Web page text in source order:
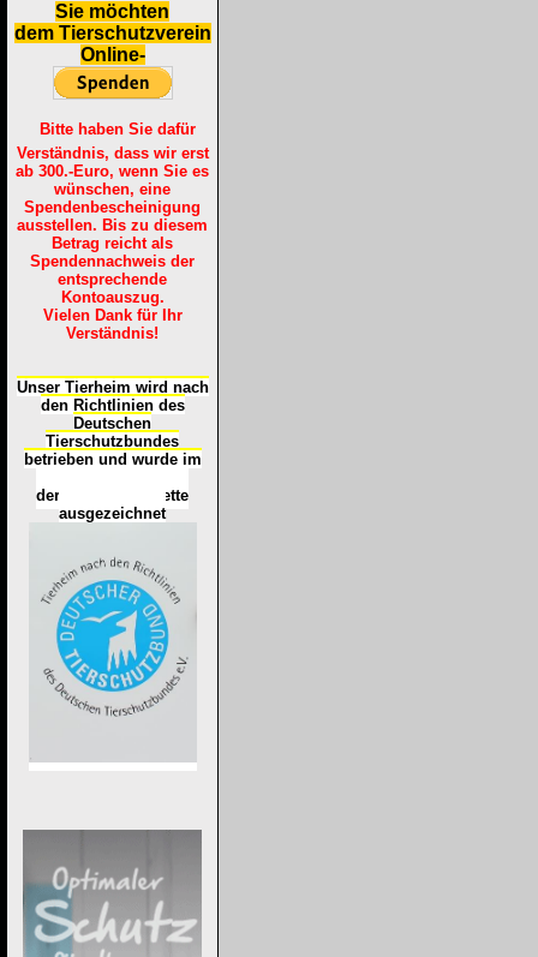
Sie möchten
dem Tierschutzverein
Online-
Bitte haben Sie dafür
Verständnis, dass wir erst
ab 300.-Euro, wenn Sie es
wünschen, eine
Spendenbescheinigung
ausstellen. Bis zu diesem
Betrag reicht als
Spendennachweis der
entsprechende
Kontoauszug.
Vielen Dank für Ihr
Verständnis!
Unser Tierheim wird nach
den Richtlinien des
Deutschen
Tierschutzbundes
betrieben und wurde im
der
Tierheimplakette
ausgezeichnet